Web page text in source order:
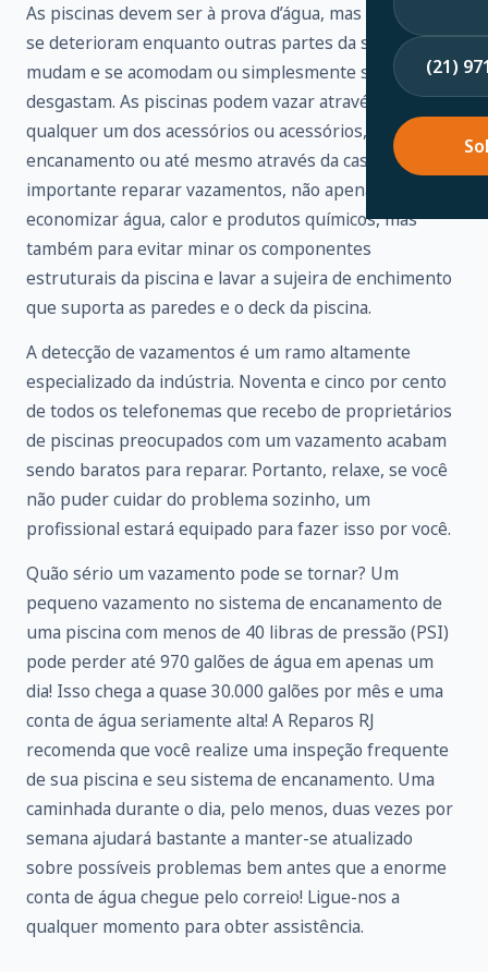
(21)
As piscinas devem ser à prova d’água, mas os selantes
se deterioram enquanto outras partes da sua piscina
mudam e se acomodam ou simplesmente se
desgastam. As piscinas podem vazar através de
qualquer um dos acessórios ou acessórios,
encanamento ou até mesmo através da casca. É
importante reparar vazamentos, não apenas para
economizar água, calor e produtos químicos, mas
também para evitar minar os componentes
estruturais da piscina e lavar a sujeira de enchimento
que suporta as paredes e o deck da piscina.
A detecção de vazamentos é um ramo altamente
especializado da indústria. Noventa e cinco por cento
de todos os telefonemas que recebo de proprietários
de piscinas preocupados com um vazamento acabam
sendo baratos para reparar. Portanto, relaxe, se você
não puder cuidar do problema sozinho, um
profissional estará equipado para fazer isso por você.
Quão sério um vazamento pode se tornar? Um
pequeno vazamento no sistema de encanamento de
uma piscina com menos de 40 libras de pressão (PSI)
pode perder até 970 galões de água em apenas um
dia! Isso chega a quase 30.000 galões por mês e uma
conta de água seriamente alta! A Reparos RJ
recomenda que você realize uma inspeção frequente
de sua piscina e seu sistema de encanamento. Uma
caminhada durante o dia, pelo menos, duas vezes por
semana ajudará bastante a manter-se atualizado
sobre possíveis problemas bem antes que a enorme
conta de água chegue pelo correio! Ligue-nos a
qualquer momento para obter assistência.